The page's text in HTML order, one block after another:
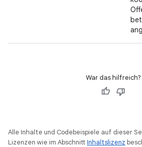
War das hilfreich?
Alle Inhalte und Codebeispiele auf dieser
Lizenzen wie im AbschnittInhaltslizenz